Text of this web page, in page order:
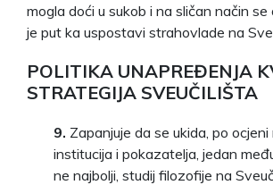
mogla doći u sukob i na sličan način se
je put ka uspostavi strahovlade na
POLITIKA UNAPREĐENJA
STRATEGIJA SVEUČILIŠTA
9. Zapanjuje da se ukida, po
institucija i pokazatelja, jedan
ne najbolji, studij filozofije na